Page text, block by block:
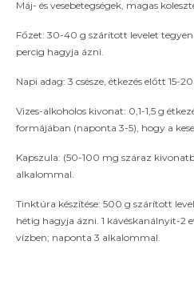
Máj- és vesebetegségek, magas
Főzet: 30-40 g szárított levelet tegyen
percig hagyja ázni.
Napi adag: 3 csésze, étkezés előtt 15-20
Vizes-alkoholos kivonat: 0,1-1,5 g
formájában (naponta 3-5), hogy a
Kapszula: (50-100 mg száraz
alkalommal.
Tinktúra készítése: 500 g szárított
hétig hagyja ázni. 1 kávéskanálnyit-2
vízben; naponta 3 alkalommal.